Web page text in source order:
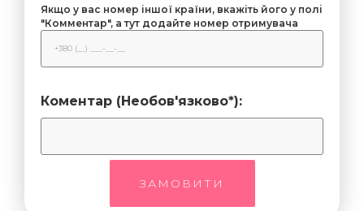
Якщо у вас номер іншої країни, вкажіть його у полі
"Комментар", а тут додайте номер отримувача
Коментар (Необов'язково*):